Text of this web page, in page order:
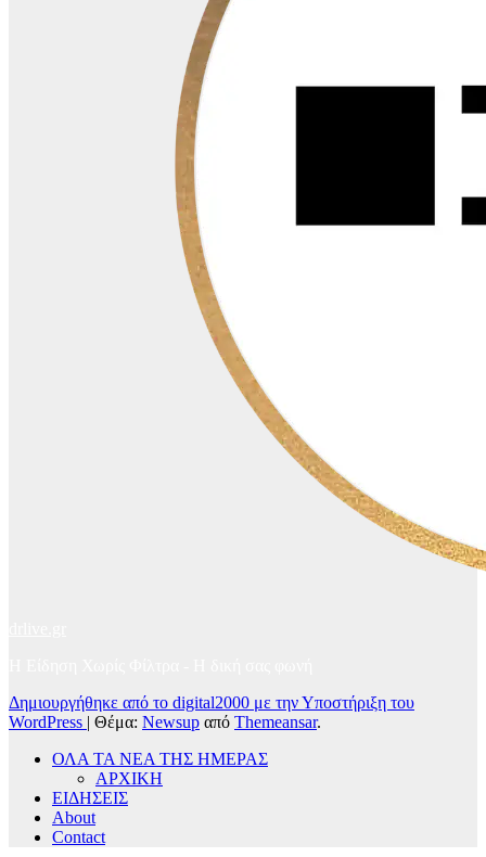
Δημιουργήθηκε από το digital2000 με την Υποστήριξη του
WordPress | Θέμα: Newsup από Themeansar.
ΟΛΑ ΤΑ ΝΕΑ ΤΗΣ ΗΜΕΡΑΣ
ΑΡΧΙΚΗ
ΕΙΔΗΣΕΙΣ
About
Contact